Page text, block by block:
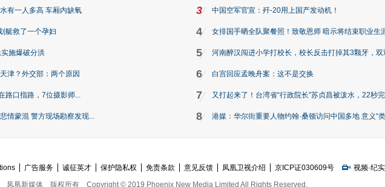
有一人多高 车厢内缺氧
艇救了一个孕妇
施爆破分洪
津？外交部：两个原因
路口指路，7位摄影师...
情蒙混 警方现场勘察发现...
3 中国空军官宣：歼-20用上国产发动机！
4 女排国手晒全队聚餐照！致敬恩师 暗示将结束职业生
5 河南醉汉闯进小学打校长，校长反击打掉其3颗牙，双
6 白宫回应孟晚舟案：这不是交换
7 又打起来了！台湾省“行政院长”苏贞昌被泼水，22秒
8 港媒：华尔街重要人物约翰·桑顿访问中国多地 意义“
广告服务 诚征英才 保护隐私权 免责条款 意见反馈 凤凰卫视介绍 京ICP证030609号 视频·纪实
凤凰新媒体
版权所有 Copyright © 2019 Phoenix New Media Limited All Rights Reserved.